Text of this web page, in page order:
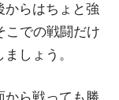
からはちょと強
こでの戦闘だけ
しょう。